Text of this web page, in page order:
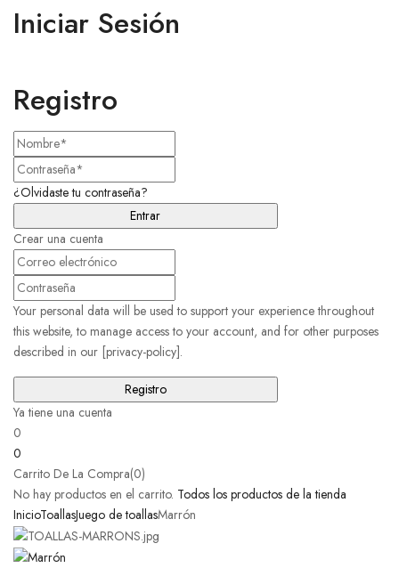
Iniciar Sesión
Registro
¿Olvidaste tu contraseña?
Crear una cuenta
Your personal data will be used to support your experience throughout
this website, to manage access to your account, and for other purposes
described in our [privacy-policy].
Ya tiene una cuenta
0
0
Carrito De La Compra(0)
No hay productos en el carrito. Todos los productos de la tienda
InicioToallasJuego de toallasMarrón